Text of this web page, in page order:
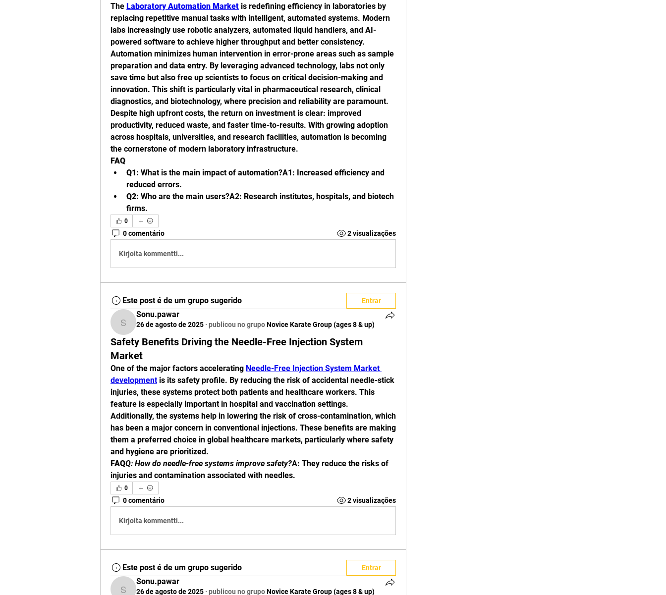
The Laboratory Automation Market is redefining efficiency in laboratories by
replacing repetitive manual tasks with intelligent, automated systems. Modern
labs increasingly use robotic analyzers, automated liquid handlers, and AI-
powered software to achieve higher throughput and better consistency.
Automation minimizes human intervention in error-prone areas such as sample
preparation and data entry. By leveraging advanced technology, labs not only
save time but also free up scientists to focus on critical decision-making and
innovation. This shift is particularly vital in pharmaceutical research, clinical
diagnostics, and biotechnology, where precision and reliability are paramount.
Despite high upfront costs, the return on investment is clear: improved
productivity, reduced waste, and faster time-to-results. With growing adoption
across hospitals, universities, and research facilities, automation is becoming
the cornerstone of modern laboratory infrastructure.
FAQ
Q1: What is the main impact of automation?A1: Increased efficiency and
reduced errors.
Q2: Who are the main users?A2: Research institutes, hospitals, and biotech
firms.
0
0 comentário 2 visualizações
Kirjoita kommentti...
Este post é de um grupo sugerido Entrar
Sonu.pawar
Sonu.pawar
26 de agosto de 2025 · publicou no grupoNovice Karate Group (ages 8 & up)
Safety Benefits Driving the Needle-Free Injection System
Market
One of the major factors accelerating Needle-Free Injection System Market
development is its safety profile. By reducing the risk of accidental needle-stick
injuries, these systems protect both patients and healthcare workers. This
feature is especially important in hospital and vaccination settings.
Additionally, the systems help in lowering the risk of cross-contamination, which
has been a major concern in conventional injections. These benefits are making
them a preferred choice in global healthcare markets, particularly where safety
and hygiene are prioritized.
FAQQ: How do needle-free systems improve safety?A: They reduce the risks of
injuries and contamination associated with needles.
0
0 comentário 2 visualizações
Kirjoita kommentti...
Este post é de um grupo sugerido Entrar
Sonu.pawar
26 de agosto de 2025 · publicou no grupoNovice Karate Group (ages 8 & up)